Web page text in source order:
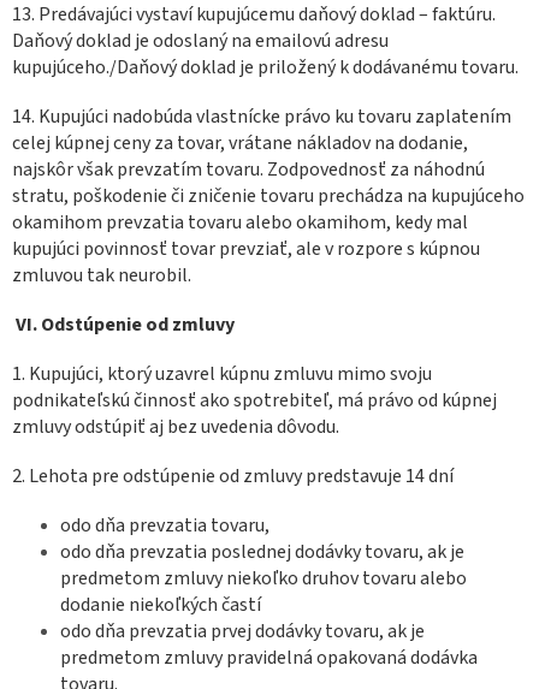
13. Predávajúci vystaví kupujúcemu daňový doklad – faktúru.
Daňový doklad je odoslaný na emailovú adresu
kupujúceho./Daňový doklad je priložený k dodávanému tovaru.
14. Kupujúci nadobúda vlastnícke právo ku tovaru zaplatením
celej kúpnej ceny za tovar, vrátane nákladov na dodanie,
najskôr však prevzatím tovaru. Zodpovednosť za náhodnú
stratu, poškodenie či zničenie tovaru prechádza na kupujúceho
okamihom prevzatia tovaru alebo okamihom, kedy mal
kupujúci povinnosť tovar prevziať, ale v rozpore s kúpnou
zmluvou tak neurobil.
VI.Odstúpenie od zmluvy
1. Kupujúci, ktorý uzavrel kúpnu zmluvu mimo svoju
podnikateľskú činnosť ako spotrebiteľ, má právo od kúpnej
zmluvy odstúpiť aj bez uvedenia dôvodu.
2. Lehota pre odstúpenie od zmluvy predstavuje 14 dní
odo dňa prevzatia tovaru,
odo dňa prevzatia poslednej dodávky tovaru, ak je
predmetom zmluvy niekoľko druhov tovaru alebo
dodanie niekoľkých častí
odo dňa prevzatia prvej dodávky tovaru, ak je
predmetom zmluvy pravidelná opakovaná dodávka